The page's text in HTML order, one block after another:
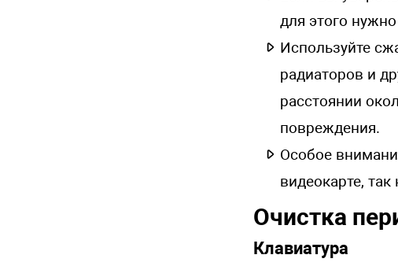
для этого
Используйте
радиаторов и
расстоянии
повреждения.
Особое
видеокарте,
Очистка
Клавиатура